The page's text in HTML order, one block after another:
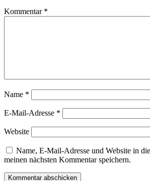
Kommentar *
Name *
E-Mail-Adresse *
Website
Name, E-Mail-Adresse und Website in
meinen nächsten Kommentar speichern.